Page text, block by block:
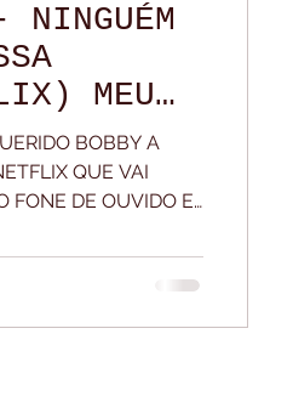
Noite
MEU
BOBBY A
QUE VAI
FONE DE OUVIDO E